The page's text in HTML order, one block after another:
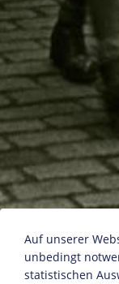
BDM-
Auf unserer
unbedingt
statistischen